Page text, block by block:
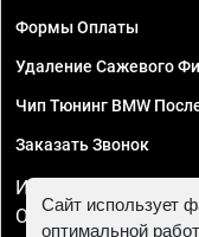
Формы Оплаты
Удаление Сажевого
Чип Тюнинг BMW
Заказать Звонок
ИП Смирнов
ОГРНИП
Сайт использует
оптимальной